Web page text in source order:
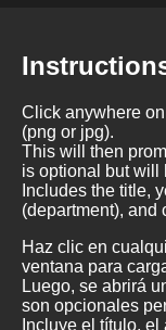
Click anywhere
(png or jpg).
This will then
is optional but will
Includes the title,
(department), and
Haz clic en
ventana para
Luego, se abrirá
son opcionales
Incluye el título,